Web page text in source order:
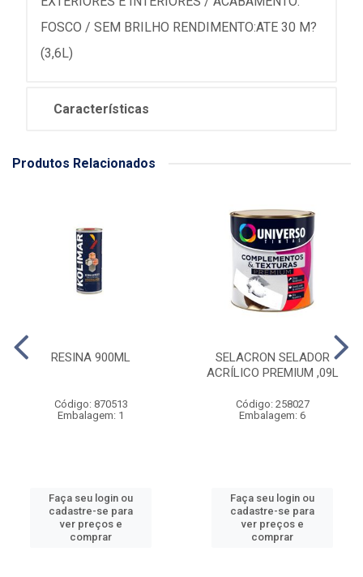
FOSCO / SEM BRILHO RENDIMENTO:ATE 30 M?
(3,6L)
Características
Produtos Relacionados
RESINA 900ML
Código: 870513
Embalagem: 1
Faça seu login ou
cadastre-se para
ver preços e
comprar
SELACRON SELADOR
ACRÍLICO PREMIUM ,09L
Código: 258027
Embalagem: 6
Faça seu login ou
cadastre-se para
ver preços e
comprar